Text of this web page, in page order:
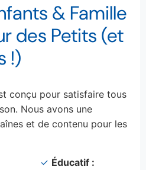
& Famille
des Petits (et
!)
conçu pour satisfaire tous
Nous avons une
et de contenu pour les
✓ Éducatif :